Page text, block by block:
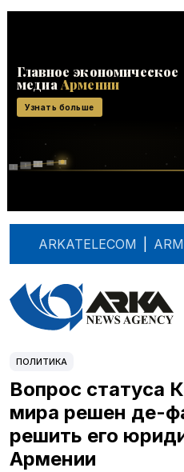
ARKATELECOM
ПОЛИТИКА
Вопрос статуса
мира решен де-
решить его
Армении